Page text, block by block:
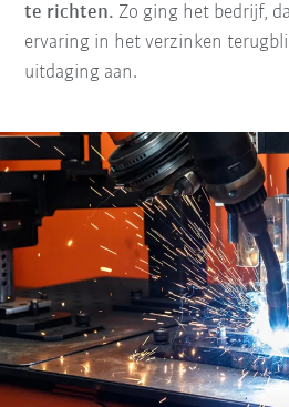
te richten. Zo ging het bedrijf,
ervaring in het verzinken
uitdaging aan.